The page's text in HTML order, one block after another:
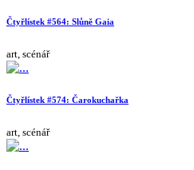
Čtyřlístek #564: Slůně Gaia
art, scénář
Čtyřlístek #574: Čarokuchařka
art, scénář